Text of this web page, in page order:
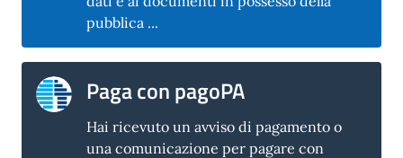
pubblica ...
Paga con pagoPA
Hai ricevuto un avviso di pagamento o
una comunicazione per pagare con